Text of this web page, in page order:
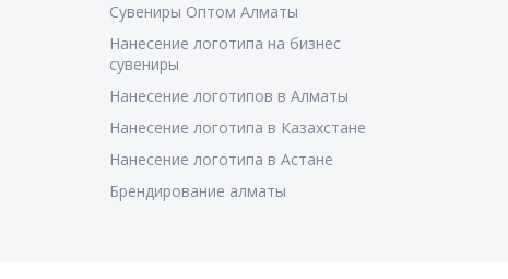
Сувениры Оптом Алматы
Нанесение логотипа на бизнес
сувениры
Нанесение логотипов в Алматы
Нанесение логотипа в Казахстане
Нанесение логотипа в Астане
Брендирование алматы